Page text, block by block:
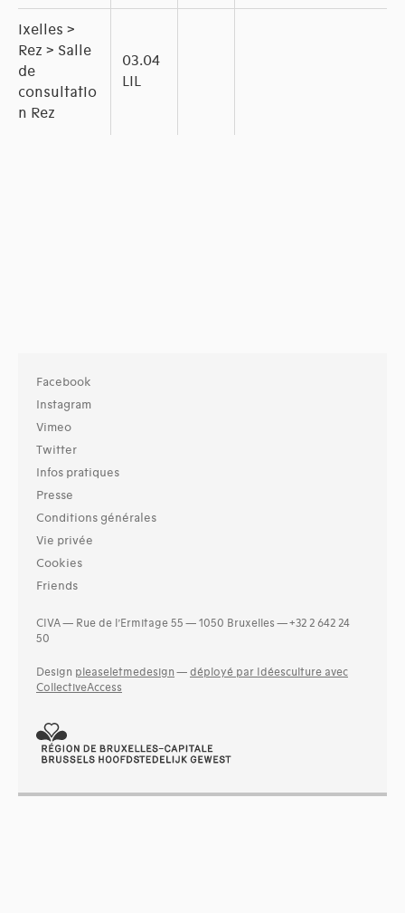
Ixelles >
Rez > Salle
de
consultatio
n Rez
03.04
LIL
Facebook
Instagram
Vimeo
Twitter
Infos pratiques
Presse
Conditions générales
Vie privée
Cookies
Friends
CIVA — Rue de l’Ermitage 55 — 1050 Bruxelles — +32 2 642 24
50
Design pleaseletmedesign — déployé par Idéesculture avec
CollectiveAccess